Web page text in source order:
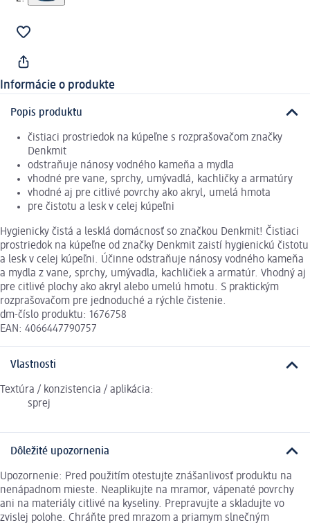
Informácie o produkte
Popis produktu
čistiaci prostriedok na kúpeľne s rozprašovačom značky
Denkmit
odstraňuje nánosy vodného kameňa a mydla
vhodné pre vane, sprchy, umývadlá, kachličky a armatúry
vhodné aj pre citlivé povrchy ako akryl, umelá hmota
pre čistotu a lesk v celej kúpeľni
Hygienicky čistá a lesklá domácnosť so značkou Denkmit! Čistiaci
prostriedok na kúpeľne od značky Denkmit zaistí hygienickú čistotu
a lesk v celej kúpeľni. Účinne odstraňuje nánosy vodného kameňa
a mydla z vane, sprchy, umývadla, kachličiek a armatúr. Vhodný aj
pre citlivé plochy ako akryl alebo umelú hmotu. S praktickým
rozprašovačom pre jednoduché a rýchle čistenie.
dm-číslo produktu: 1676758
EAN: 4066447790757
Vlastnosti
Textúra / konzistencia / aplikácia:
sprej
Dôležité upozornenia
Upozornenie: Pred použitím otestujte znášanlivosť produktu na
nenápadnom mieste. Neaplikujte na mramor, vápenaté povrchy
ani na materiály citlivé na kyseliny. Prepravujte a skladujte vo
zvislej polohe. Chráňte pred mrazom a priamym slnečným